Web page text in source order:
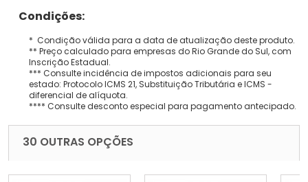
Condições:
* Condição válida para a data de atualização deste produto.
** Preço calculado para empresas do Rio Grande do Sul, com
Inscrição Estadual.
*** Consulte incidência de impostos adicionais para seu
estado: Protocolo ICMS 21, Substituição Tributária e ICMS -
diferencial de alíquota.
**** Consulte desconto especial para pagamento antecipado.
30 OUTRAS OPÇÕES